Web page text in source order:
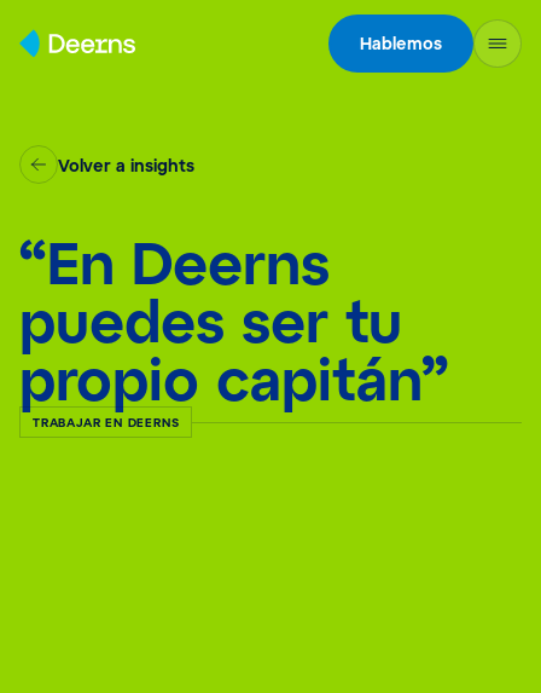
Hablemos
Volver a insights
“En Deerns
puedes ser tu
propio capitán”
TRABAJAR EN DEERNS